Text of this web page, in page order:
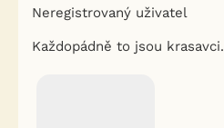
Neregistrovaný uživatel
Každopádně to jsou krasavci.